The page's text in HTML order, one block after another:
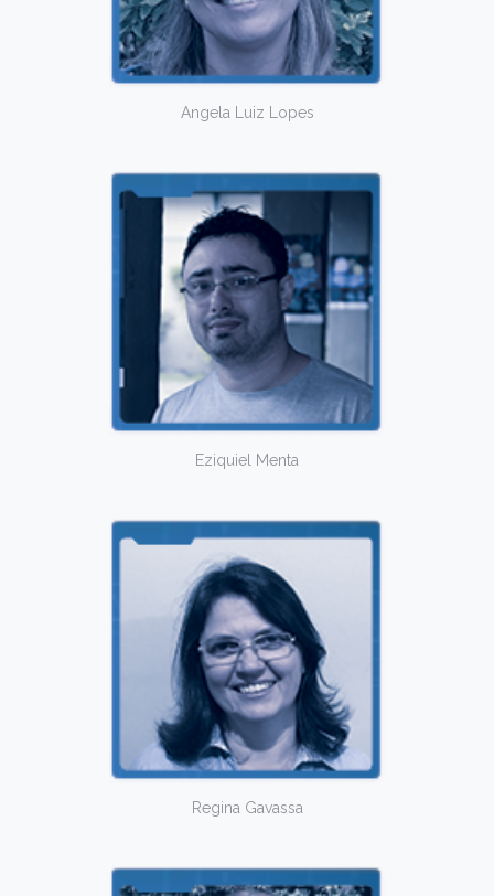
Angela Luiz Lopes
Eziquiel Menta
Regina Gavassa